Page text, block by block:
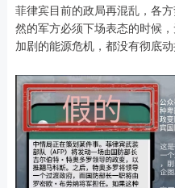
菲律宾目前的政局再混乱，各
然的军方必须下场表态的时候
加剧的能源危机，都没有彻底动